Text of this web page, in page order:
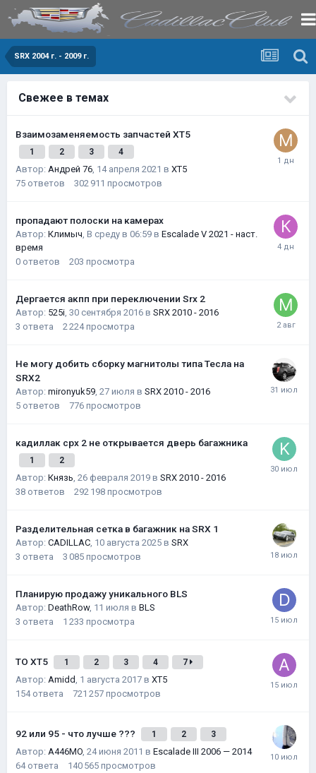
SRX 2004 г. - 2009 г.
Свежее в темах
Взаимозаменяемость запчастей XT5
1 2 3 4
Автор: Андрей 76, 14 апреля 2021 в XT5
75 ответов 302 911 просмотров
пропадают полоски на камерах
Автор: Климыч, В среду в 06:59 в Escalade V 2021 - наст.
время
0 ответов 203 просмотра
Дергается акпп при переключении Srx 2
Автор: 525i, 30 сентября 2016 в SRX 2010 - 2016
3 ответа 2 224 просмотра
Не могу добить сборку магнитолы типа Тесла на
SRX2
Автор: mironyuk59, 27 июля в SRX 2010 - 2016
5 ответов 776 просмотров
кадиллак срх 2 не открывается дверь багажника
1 2
Автор: Князь, 26 февраля 2019 в SRX 2010 - 2016
38 ответов 292 198 просмотров
Разделительная сетка в багажник на SRX 1
Автор: CADILLAC, 10 августа 2025 в SRX
3 ответа 3 085 просмотров
Планирую продажу уникального BLS
Автор: DeathRow, 11 июля в BLS
3 ответа 1 233 просмотра
ТО XT5 1 2 3 4 7
Автор: Amidd, 1 августа 2017 в XT5
154 ответа 721 257 просмотров
92 или 95 - что лучше ??? 1 2 3
Автор: A446MO, 24 июня 2011 в Escalade III 2006 — 2014
64 ответа 140 565 просмотров